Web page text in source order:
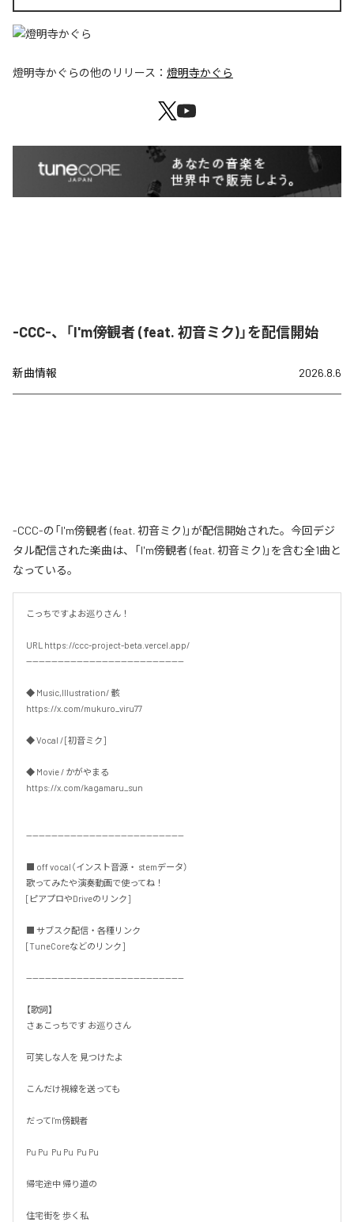
燈明寺かぐらの他のリリース： 燈明寺かぐら
-CCC-、「I'm傍観者 (feat. 初音ミク)」を配信開始
新曲情報 2026.8.6
-CCC-の「I'm傍観者 (feat. 初音ミク)」が配信開始された。今回デジ
タル配信された楽曲は、「I'm傍観者 (feat. 初音ミク)」を含む全1曲と
なっている。
こっちですよお巡りさん！
URL https://ccc-project-beta.vercel.app/
--------------------------------------------------
◆ Music,Illustration/ 骸
https://x.com/mukuro_viru77
◆ Vocal / [初音ミク]
◆ Movie / かがやまる
https://x.com/kagamaru_sun
--------------------------------------------------
■ off vocal（インスト音源・ stemデータ）
歌ってみたや演奏動画で使ってね！
[ピアプロやDriveのリンク]
■ サブスク配信・各種リンク
[TuneCoreなどのリンク]
--------------------------------------------------
【歌詞】
さぁこっちです お巡りさん
可笑しな人を 見つけたよ
こんだけ視線を送っても
だってI'm傍観者
Pu Pu  Pu Pu  Pu Pu
帰宅途中 帰り道の
住宅街を 歩く私